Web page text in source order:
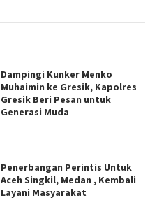
Dampingi Kunker Menko
Muhaimin ke Gresik, Kapolres
Gresik Beri Pesan untuk
Generasi Muda
Penerbangan Perintis Untuk
Aceh Singkil, Medan , Kembali
Layani Masyarakat